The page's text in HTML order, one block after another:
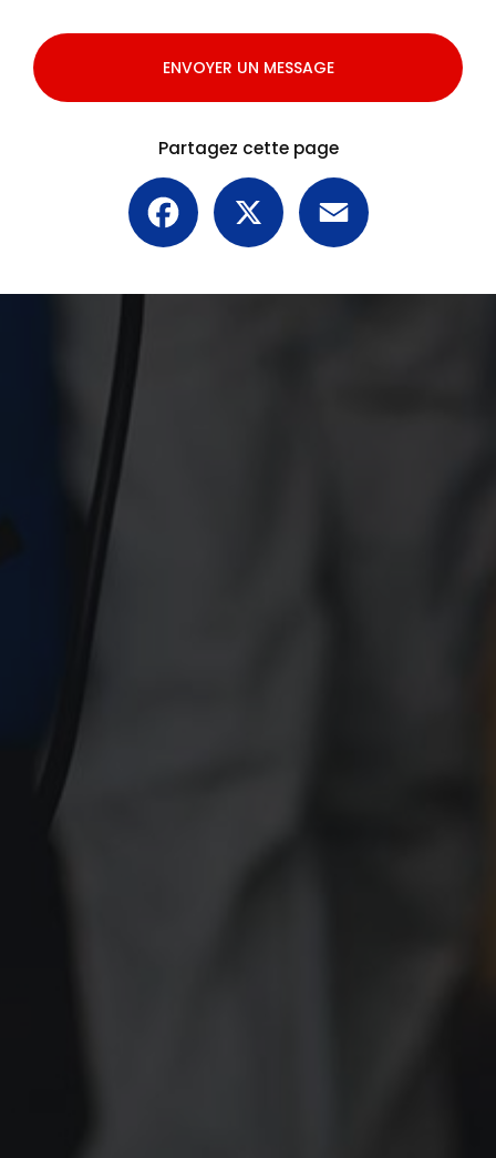
ENVOYER UN MESSAGE
Partagez cette page
Facebook